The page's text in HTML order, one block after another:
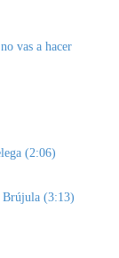
vas a hacer
(2:06)
(3:13)